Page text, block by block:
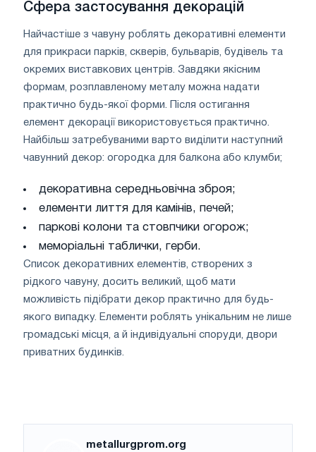
Сфера застосування декорацій
Найчастіше з чавуну роблять декоративні елементи
для прикраси парків, скверів, бульварів, будівель та
окремих виставкових центрів. Завдяки якісним
формам, розплавленому металу можна надати
практично будь-якої форми. Після остигання
елемент декорації використовується практично.
Найбільш затребуваними варто виділити наступний
чавунний декор: огородка для балкона або клумби;
декоративна середньовічна зброя;
елементи лиття для камінів, печей;
паркові колони та стовпчики огорож;
меморіальні таблички, герби.
Список декоративних елементів, створених з
рідкого чавуну, досить великий, щоб мати
можливість підібрати декор практично для будь-
якого випадку. Елементи роблять унікальним не лише
громадські місця, а й індивідуальні споруди, двори
приватних будинків.
metallurgprom.org